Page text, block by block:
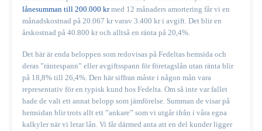
lånesumman till 200.000 krmed 12 månaders amortering får vi en
månadskostnad på 20.067 kr varav 3.400 kr i avgift. Det blir en
årskostnad på 40.800 kr och alltså en ränta på 20,4%.
Det här är enda beloppen som redovisas på Fedeltas hemsida och
deras ”räntespann” eller avgiftsspann för företagslån utan ränta blir
på 18,8% till 26,4%. Den här siffran måste i någon mån vara
representativ för en typisk kund hos Fedelta. Om så inte var fallet
hade de valt ett annat belopp som jämförelse. Summan de visar på
hemsidan blir trots allt ett ”ankare” som vi utgår ifrån i våra egna
kalkyler när vi letar lån. Vi får därmed anta att en del kunder ligger